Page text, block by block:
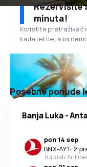
Rezervišite
minuta!
Koristite pretraživač
kada letite, a mi
Posebne ponude
Banja Luka-
pon 14 sep
BNX-AYT· 2
Turkish